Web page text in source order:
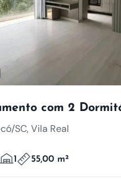
com 2
SC, Vila Real
1 55,00 m²